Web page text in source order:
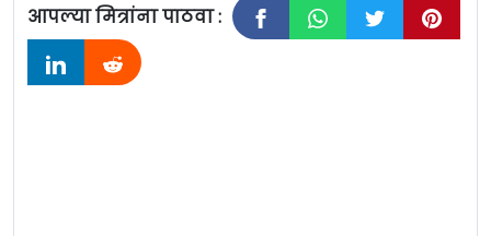
आपल्या मित्रांना पाठवा :